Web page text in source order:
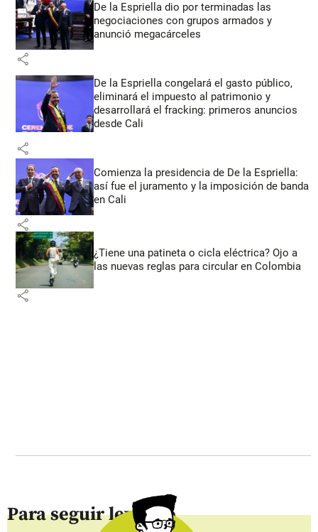
De la Espriella dio por terminadas las
negociaciones con grupos armados y
anunció megacárceles
share
De la Espriella congelará el gasto público,
eliminará el impuesto al patrimonio y
desarrollará el fracking: primeros anuncios
desde Cali
share
Comienza la presidencia de De la Espriella:
así fue el juramento y la imposición de banda
en Cali
share
¿Tiene una patineta o cicla eléctrica? Ojo a
las nuevas reglas para circular en Colombia
share
Para seguir leyendo